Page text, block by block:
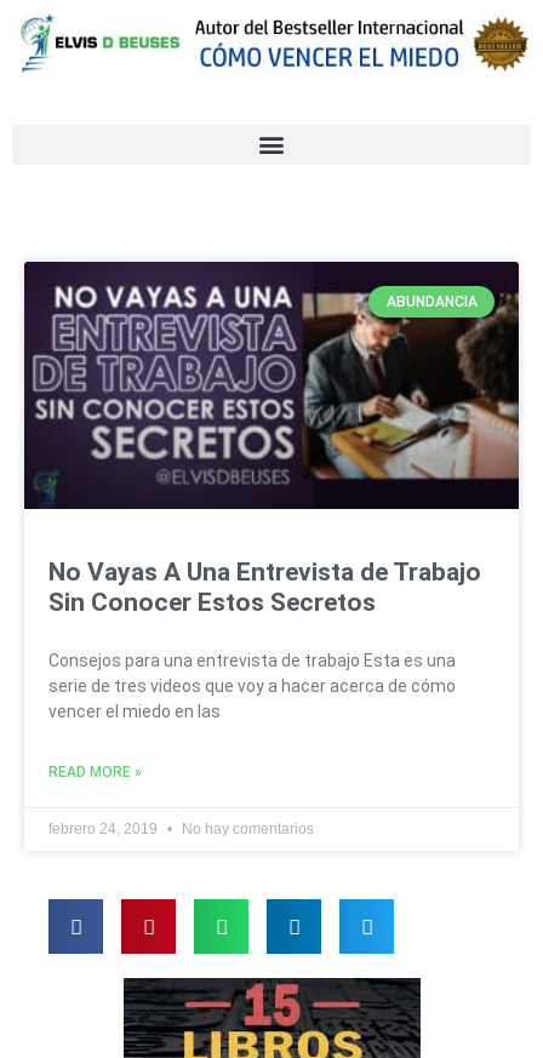
ABUNDANCIA
No Vayas A Una Entrevista de Trabajo
Sin Conocer Estos Secretos
Consejos para una entrevista de trabajo Esta es una
serie de tres videos que voy a hacer acerca de cómo
vencer el miedo en las
READ MORE »
febrero 24, 2019 No hay comentarios